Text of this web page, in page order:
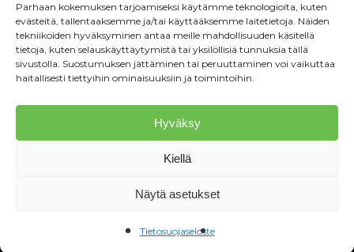
Parhaan kokemuksen tarjoamiseksi käytämme teknologioita, kuten
evästeitä, tallentaaksemme ja/tai käyttääksemme laitetietoja. Näiden
tekniikoiden hyväksyminen antaa meille mahdollisuuden käsitellä
tietoja, kuten selauskäyttäytymistä tai yksilöllisiä tunnuksia tällä
sivustolla. Suostumuksen jättäminen tai peruuttaminen voi vaikuttaa
haitallisesti tiettyihin ominaisuuksiin ja toimintoihin.
Hyväksy
Kiellä
Näytä asetukset
Tietosuojaseloste
Sula Forest Oy
Äijäpatintie 1, 69700 Veteli
Y-Tunnus: 3459777-3
Seuraa meitä somessa